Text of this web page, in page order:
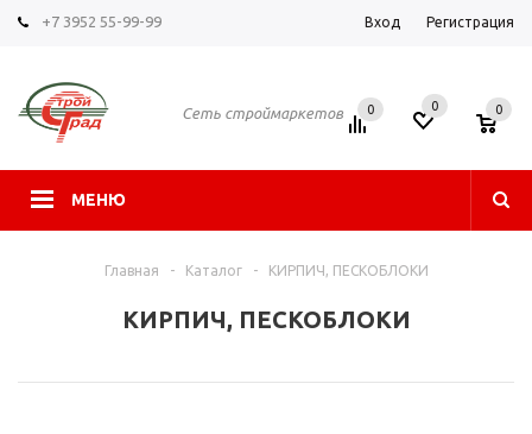
+7 3952 55-99-99 Вход Регистрация
Сеть строймаркетов
МЕНЮ
0 0 0
Главная - Каталог - КИРПИЧ, ПЕСКОБЛОКИ
КИРПИЧ, ПЕСКОБЛОКИ